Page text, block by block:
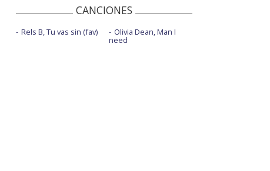
CANCIONES
Rels B, Tu vas sin (fav) Olivia Dean, Man I
need